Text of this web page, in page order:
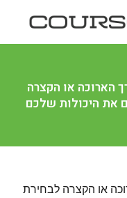
הארוכה או הקצרה
את היכולות שלכם
או הקצרה לבחירת